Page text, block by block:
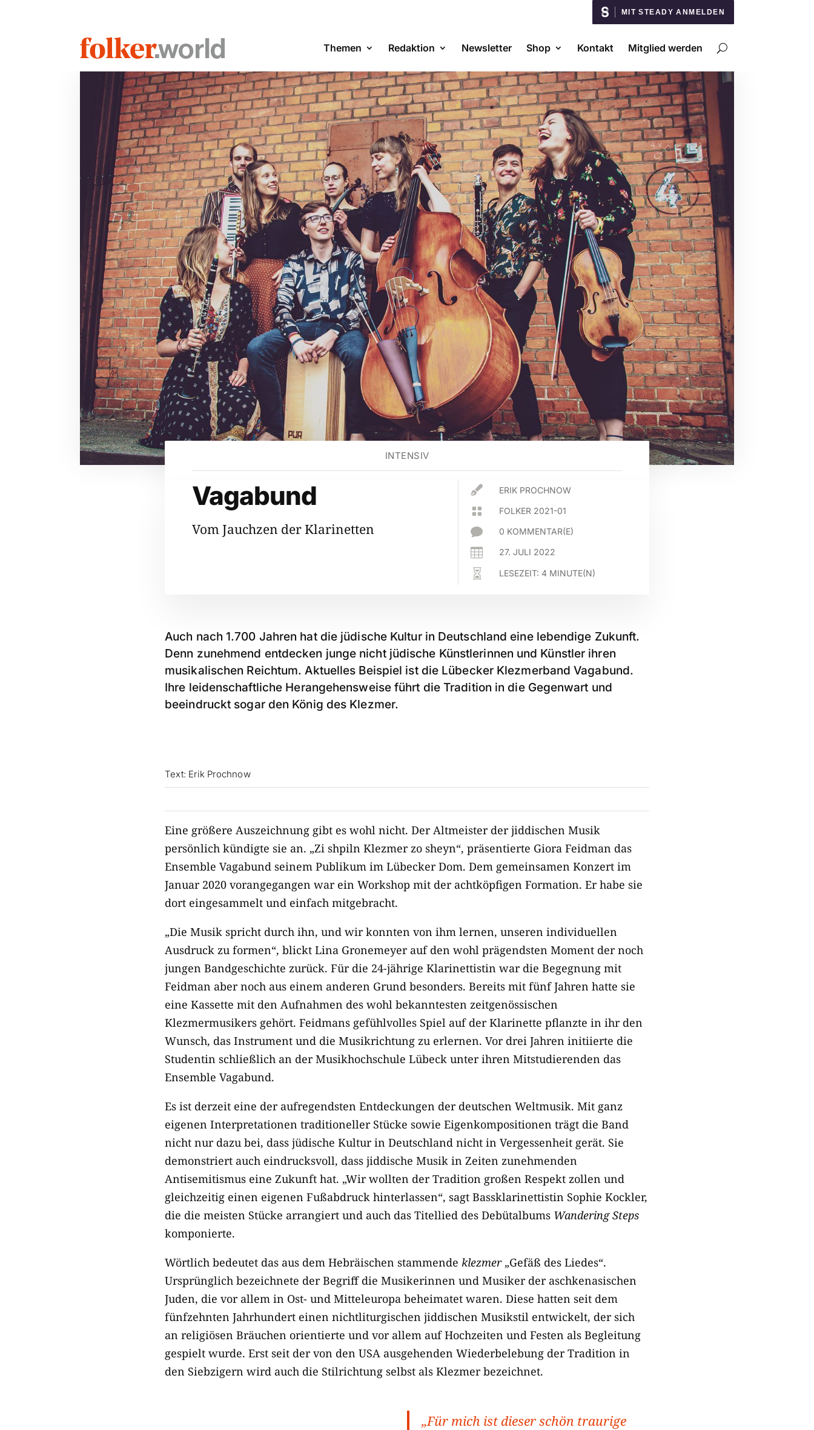
MIT STEADY ANMELDEN
Themen Redaktion Newsletter Shop Kontakt Mitglied werden
INTENSIV
Vagabund
Vom Jauchzen der Klarinetten
 ERIK PROCHNOW
 FOLKER 2021-01
 0 KOMMENTAR(E)
 27. JULI 2022
 LESEZEIT: 4 MINUTE(N)
Auch nach 1.700 Jahren hat die jüdische Kultur in Deutschland eine lebendige Zukunft.
Denn zunehmend entdecken junge nicht jüdische Künstlerinnen und Künstler ihren
musikalischen Reichtum. Aktuelles Beispiel ist die Lübecker Klezmerband Vagabund.
Ihre leidenschaftliche Herangehensweise führt die Tradition in die Gegenwart und
beeindruckt sogar den König des Klezmer.
Text: Erik Prochnow
Eine größere Auszeichnung gibt es wohl nicht. Der Altmeister der jiddischen Musik
persönlich kündigte sie an. „Zi shpiln Klezmer zo sheyn“, präsentierte Giora Feidman das
Ensemble Vagabund seinem Publikum im Lübecker Dom. Dem gemeinsamen Konzert im
Januar 2020 vorangegangen war ein Workshop mit der achtköpfigen Formation. Er habe sie
dort eingesammelt und einfach mitgebracht.
„Die Musik spricht durch ihn, und wir konnten von ihm lernen, unseren individuellen
Ausdruck zu formen“, blickt Lina Gronemeyer auf den wohl prägendsten Moment der noch
jungen Bandgeschichte zurück. Für die 24-jährige Klarinettistin war die Begegnung mit
Feidman aber noch aus einem anderen Grund besonders. Bereits mit fünf Jahren hatte sie
eine Kassette mit den Aufnahmen des wohl bekanntesten zeitgenössischen
Klezmermusikers gehört. Feidmans gefühlvolles Spiel auf der Klarinette pflanzte in ihr den
Wunsch, das Instrument und die Musikrichtung zu erlernen. Vor drei Jahren initiierte die
Studentin schließlich an der Musikhochschule Lübeck unter ihren Mitstudierenden das
Ensemble Vagabund.
Es ist derzeit eine der aufregendsten Entdeckungen der deutschen Weltmusik. Mit ganz
eigenen Interpretationen traditioneller Stücke sowie Eigenkompositionen trägt die Band
nicht nur dazu bei, dass jüdische Kultur in Deutschland nicht in Vergessenheit gerät. Sie
demonstriert auch eindrucksvoll, dass jiddische Musik in Zeiten zunehmenden
Antisemitismus eine Zukunft hat. „Wir wollten der Tradition großen Respekt zollen und
gleichzeitig einen eigenen Fußabdruck hinterlassen“, sagt Bassklarinettistin Sophie Kockler,
die die meisten Stücke arrangiert und auch das Titellied des Debütalbums Wandering Steps
komponierte.
Wörtlich bedeutet das aus dem Hebräischen stammende klezmer„Gefäß des Liedes“.
Ursprünglich bezeichnete der Begriff die Musikerinnen und Musiker der aschkenasischen
Juden, die vor allem in Ost- und Mitteleuropa beheimatet waren. Diese hatten seit dem
fünfzehnten Jahrhundert einen nichtliturgischen jiddischen Musikstil entwickelt, der sich
an religiösen Bräuchen orientierte und vor allem auf Hochzeiten und Festen als Begleitung
gespielt wurde. Erst seit der von den USA ausgehenden Wiederbelebung der Tradition in
den Siebzigern wird auch die Stilrichtung selbst als Klezmer bezeichnet.
„Für mich ist dieser schön traurige